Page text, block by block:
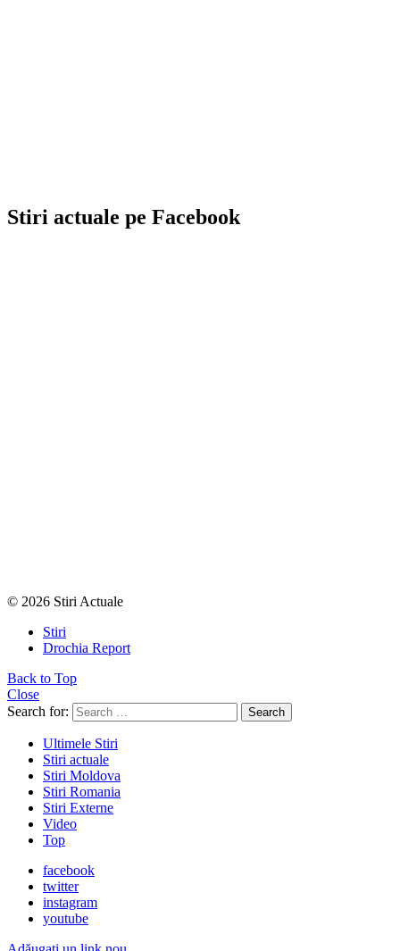
Stiri actuale pe Facebook
© 2026 Stiri Actuale
Stiri
Drochia Report
Back to Top
Close
Search for:
Search
Ultimele Stiri
Stiri actuale
Stiri Moldova
Stiri Romania
Stiri Externe
Video
Top
facebook
twitter
instagram
youtube